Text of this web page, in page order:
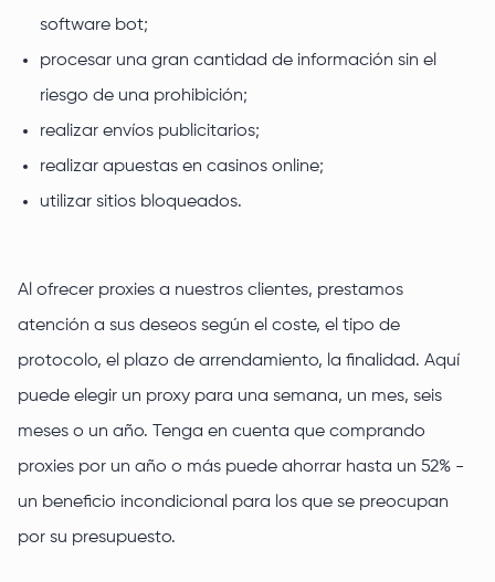
software bot;
procesar una gran cantidad de información sin el
riesgo de una prohibición;
realizar envíos publicitarios;
realizar apuestas en casinos online;
utilizar sitios bloqueados.
Al ofrecer proxies a nuestros clientes, prestamos
atención a sus deseos según el coste, el tipo de
protocolo, el plazo de arrendamiento, la finalidad. Aquí
puede elegir un proxy para una semana, un mes, seis
meses o un año. Tenga en cuenta que comprando
proxies por un año o más puede ahorrar hasta un 52% -
un beneficio incondicional para los que se preocupan
por su presupuesto.